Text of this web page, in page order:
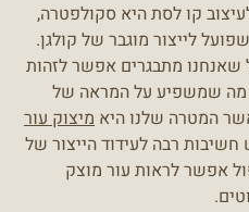
קו לסת היא סקולפטרה,
לייצור מוגבר של קולגן.
מתבגרים אפשר לזהות
מה שמשפיע על המראה של
המטרה שלנו היא מיצוק עור
רבה לעידוד הייצור של
אפשר לראות עור מוצק